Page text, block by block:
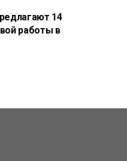
14
работы в